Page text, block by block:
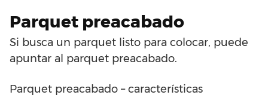
Parquet preacabado
Si busca un parquet listo para colocar, puede
apuntar al parquet preacabado.
Parquet preacabado – características